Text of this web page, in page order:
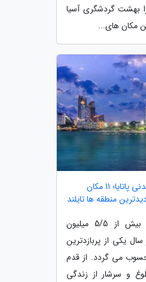
را بهشت گردشگری آسیا
مکان های...
تور پاتایا: جاهای دیدنی پاتایا؛ 11 مکان
منطقه ها تایلند
شهر پاتایا داشتن بیش از 5/5 میلیون
یکی از پربازدترین
می گردد. از قدم
و سرشار از زندگی